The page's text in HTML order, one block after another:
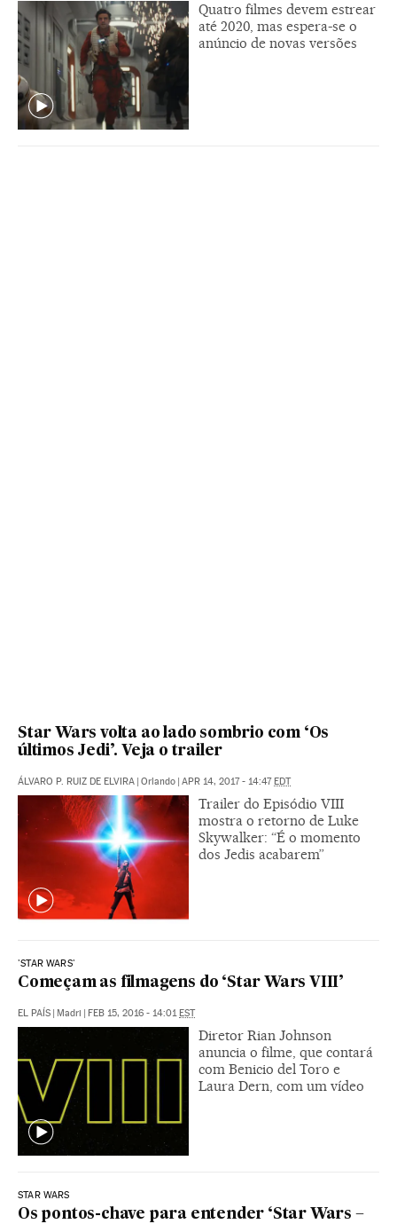
Quatro filmes devem estrear
até 2020, mas espera-se o
anúncio de novas versões
Star Wars volta ao lado sombrio com ‘Os
últimos Jedi’. Veja o trailer
ÁLVARO P. RUIZ DE ELVIRA Orlando APR 14, 2017 - 14:47 EDT
Trailer do Episódio VIII
mostra o retorno de Luke
Skywalker: “É o momento
dos Jedis acabarem”
'STAR WARS'
Começam as filmagens do ‘Star Wars VIII’
EL PAÍS Madri FEB 15, 2016 - 14:01 EST
Diretor Rian Johnson
anuncia o filme, que contará
com Benicio del Toro e
Laura Dern, com um vídeo
STAR WARS
Os pontos-chave para entender ‘Star Wars –